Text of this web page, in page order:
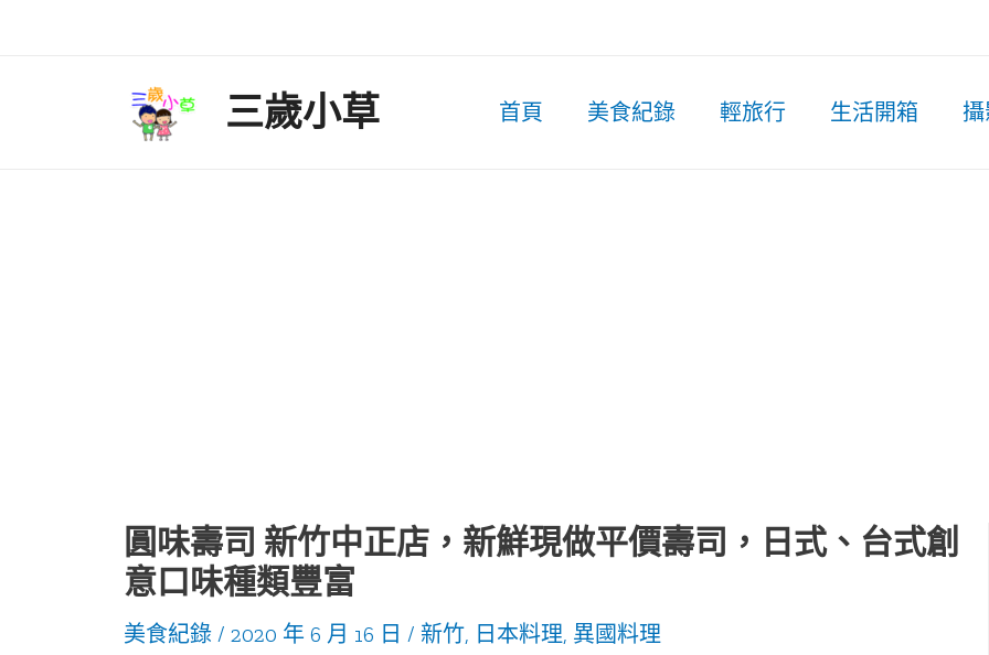
三歲小草 首頁 美食紀錄 輕旅行 生活開箱 攝
圓味壽司 新竹中正店，新鮮現做平價壽司，日式、台式創
意口味種類豐富
美食紀錄 / 2020 年 6 月 16 日 / 新竹, 日本料理, 異國料理